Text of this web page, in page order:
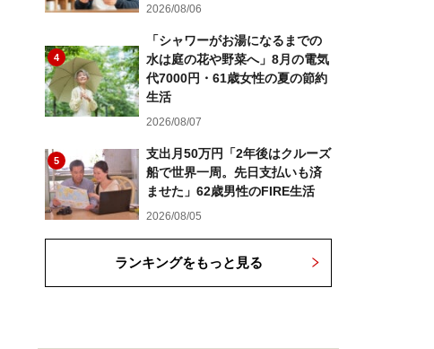
2026/08/06
4
「シャワーがお湯になるまでの
水は庭の花や野菜へ」8月の電気
代7000円・61歳女性の夏の節約
生活
2026/08/07
5
支出月50万円「2年後はクルーズ
船で世界一周。先日支払いも済
ませた」62歳男性のFIRE生活
2026/08/05
ランキングをもっと見る